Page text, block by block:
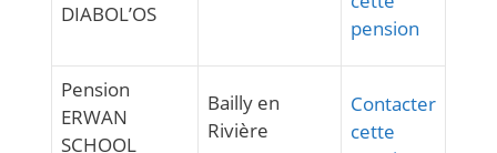
DIABOL’OS
pension
Pension
ERWAN
SCHOOL
Bailly en
Rivière
Contacter
cette